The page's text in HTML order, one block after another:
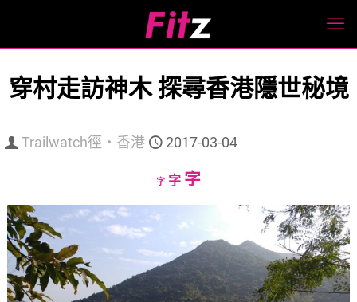
穿村走訪神木 探尋香港隱世秘境
Trailwatch徑‧香港 2017-03-04
字Decrease
字Reset
size.
字Increase